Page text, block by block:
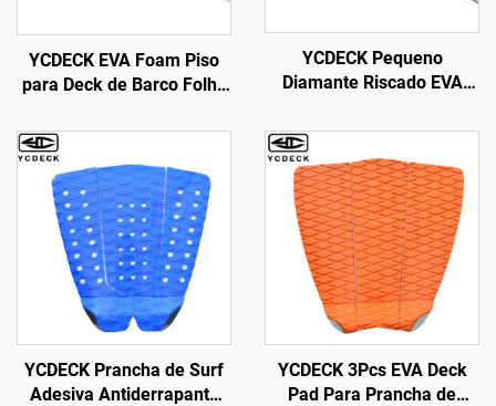
YCDECK EVA Foam Piso
para Deck de Barco Folha
Adesiva para Barco a
Motor, RV, Iate, Caiaque,
Piscina e Deck Marinho
YCDECK Pequeno
Diamante Riscado EVA
Derrapante Padrão Branco
com Auto-Adesivo
YCDECK Prancha de Surf
Adesiva Antiderrapante
YCDECK 3Pcs EVA Deck
Pad Para Prancha de